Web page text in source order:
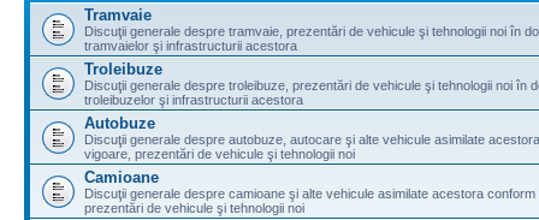
Tramvaie
Discuţii generale despre tramvaie, prezentări de vehicule şi tehnologii noi în
tramvaielor şi infrastructurii acestora
Troleibuze
Discuţii generale despre troleibuze, prezentări de vehicule şi tehnologii noi în
troleibuzelor şi infrastructurii acestora
Autobuze
Discuţii generale despre autobuze, autocare şi alte vehicule asimilate
vigoare, prezentări de vehicule şi tehnologii noi
Camioane
Discuţii generale despre camioane şi alte vehicule asimilate acestora
prezentări de vehicule şi tehnologii noi